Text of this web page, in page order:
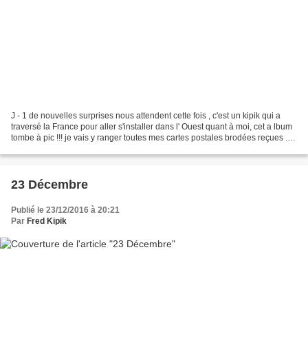
J - 1 de nouvelles surprises nous attendent cette fois , c'est un kipik qui a
traversé la France pour aller s'installer dans l' Ouest quant à moi, cet a lbum
tombe à pic !!! je vais y ranger toutes mes cartes postales brodées reçues ...
23 Décembre
Publié le 23/12/2016 à 20:21
Par Fred Kipik